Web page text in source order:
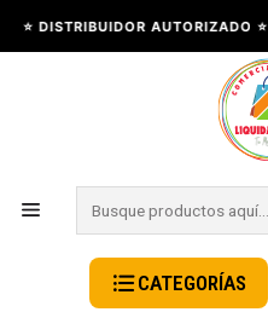
DISTRIBUIDOR AUTORIZADO ⭐ •
CATEGORÍAS